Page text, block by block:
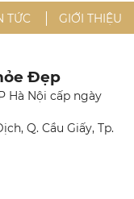
TỨC GIỚI THIỆU
Đẹp
Hà Nội cấp ngày
Q. Cầu Giấy, Tp.